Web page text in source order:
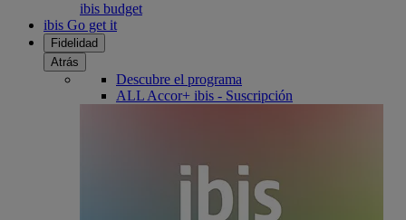
ibis budget
ibis Go get it
Fidelidad
Atrás
Descubre el programa
ALL Accor+ ibis - Suscripción